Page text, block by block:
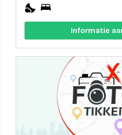
nights_stay bed
Informatie